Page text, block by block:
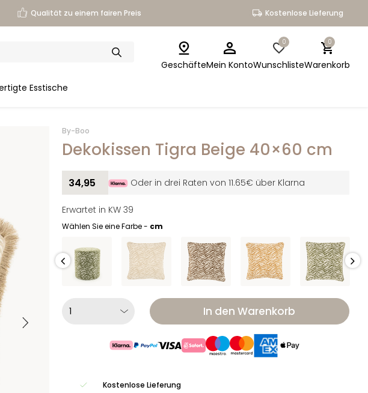
Qualität zu einem fairen Preis Kostenlose Lieferung
Esstische
GeschäfteMein Konto
0
Wunschliste
0
Warenkorb
By-Boo
Dekokissen Tigra Beige 40×60 cm
34,95 Oder in drei Raten von 11.65€ über Klarna
Erwartet in KW 39
Wählen Sie eine Farbe - cm
In den Warenkorb
Kostenlose Lieferung